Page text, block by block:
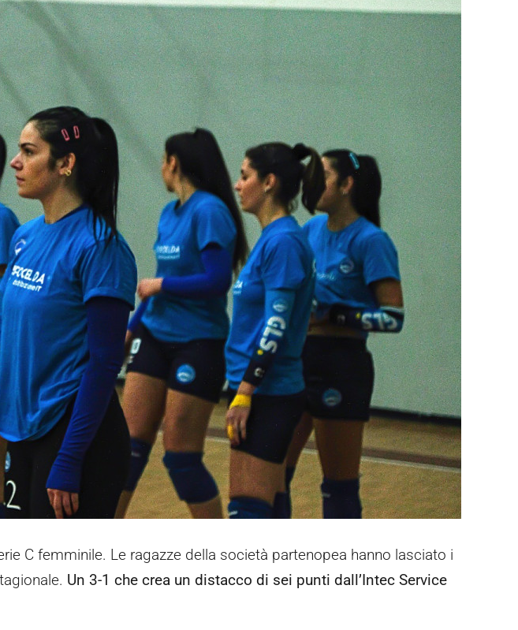
C femminile. Le ragazze della società partenopea hanno lasciato i
Un 3-1 che crea un distacco di sei punti dall’Intec Service